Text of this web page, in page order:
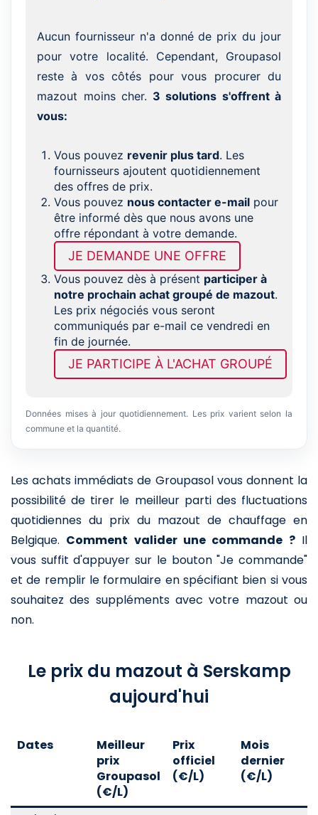
Aucun fournisseur n'a donné de prix du jour
pour votre localité. Cependant, Groupasol
reste à vos côtés pour vous procurer du
mazout moins cher. 3 solutions s'offrent à
vous:
Vous pouvez revenir plus tard. Les
fournisseurs ajoutent quotidiennement
des offres de prix.
Vous pouvez nous contacter e-mail pour
être informé dès que nous avons une
offre répondant à votre demande.
JE DEMANDE UNE OFFRE
Vous pouvez dès à présent participer à
notre prochain achat groupé de mazout.
Les prix négociés vous seront
communiqués par e-mail ce vendredi en
fin de journée.
JE PARTICIPE À L'ACHAT GROUPÉ
Données mises à jour quotidiennement. Les prix varient selon la
commune et la quantité.
Les achats immédiats de Groupasol vous donnent la
possibilité de tirer le meilleur parti des fluctuations
quotidiennes du prix du mazout de chauffage en
Belgique. Comment valider une commande ?Il
vous suffit d'appuyer sur le bouton "Je commande"
et de remplir le formulaire en spécifiant bien si vous
souhaitez des suppléments avec votre mazout ou
non.
Le prix du mazout à Serskamp
aujourd'hui
Dates
Meilleur
prix
Groupasol
(€/L)
Prix
officiel
(€/L)
Mois
dernier
(€/L)